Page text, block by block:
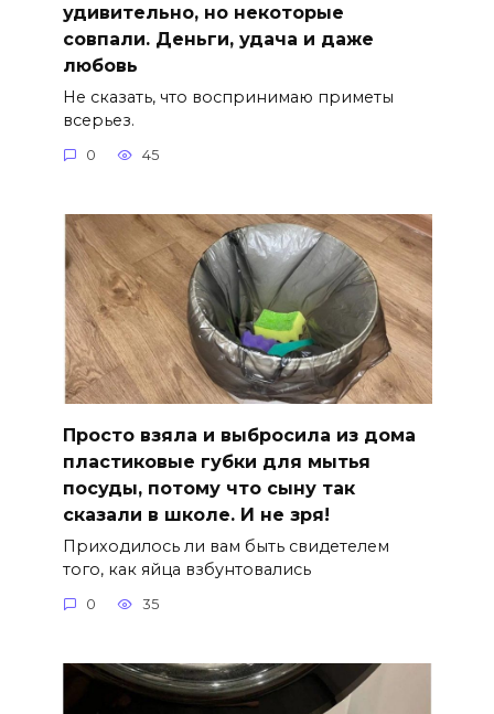
удивительно, но некоторые
совпали. Деньги, удача и даже
любовь
Не сказать, что воспринимаю приметы
всерьез.
0 45
Просто взяла и выбросила из дома
пластиковые губки для мытья
посуды, потому что сыну так
сказали в школе. И не зря!
Приходилось ли вам быть свидетелем
того, как яйца взбунтовались
0 35